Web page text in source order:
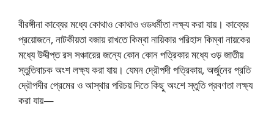
বীরঙ্গীনা কাব্যের মধ্যে কোথাও কোথাও ওডধর্মীতা লক্ষ্য করা যায়। কাব্যের
প্রয়োজনে, নাটকীয়তা বজায় রাখতে কিম্বা নায়িকার পরিহাস কিম্বা নায়কের
মধ্যে উদ্দীপ্ত রস সঞ্চারের জন্যে কোন কোন পত্রিকার মধ্যে ওড় জাতীয়
স্তুতিবাচক অংশ লক্ষ্য করা যায়। যেমন দ্রৌপদী পত্রিকায়, অর্জুনের প্রতি
দ্রৌপদীর প্রেমের ও আস্থার পরিচয় দিতে কিছু অংশে স্তুতি প্রবণতা লক্ষ্য
করা যায়—